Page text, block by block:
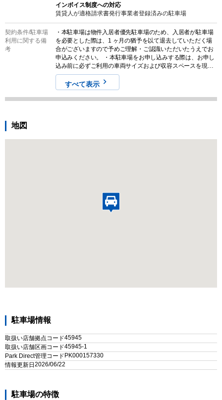
インボイス制度への対応
賃貸人が適格請求書発行事業者登録済みの駐車場
契約条件/駐車場
利用に関する備
考
・本駐車場は物件入居者優先駐車場のため、入居者が駐車場
を必要とした際は、1 ヶ月の猶予を以て退去していただく場
合がございますので予めご理解・ご認識いただいたうえでお
申込みください。 ・本駐車場をお申し込みする際は、お申し
込み前に必ずご利用の車両サイズおよび収容スペースを現地
でご確認ください。また、募集情報と実際の現地の状況が異
なる場合がございます。その場合は、現況を優先させていた
だきますので気になる方はお申し込みをご遠慮ください。な
お、契約締結後のキャンセルやクレームに対する返金は一切
すべて表示
地図
駐車場情報
取扱い店舗拠点コード45945
取扱い店舗区画コード45945-1
Park Direct管理コード PK000157330
情報更新日 2026/06/22
駐車場の特徴